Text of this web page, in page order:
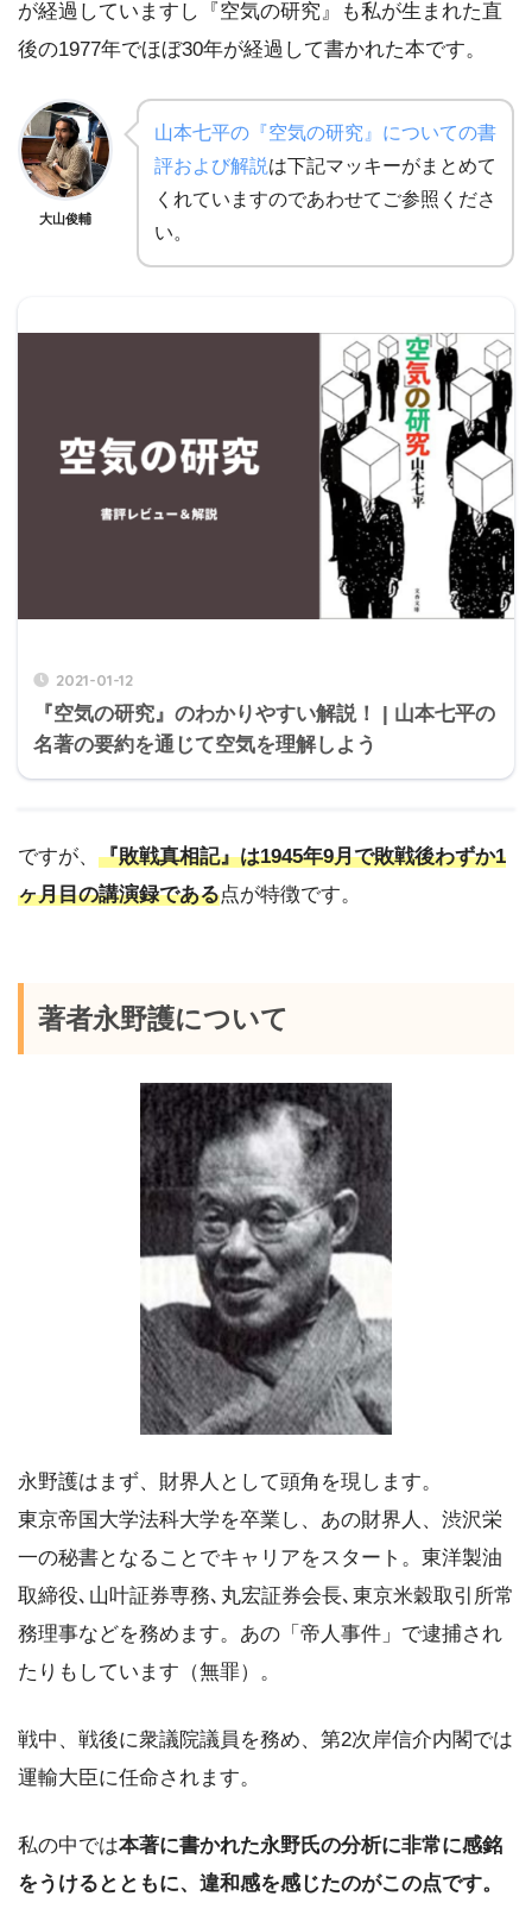
が経過していますし『空気の研究』も私が生まれた直
後の1977年でほぼ30年が経過して書かれた本です。
大山俊輔
山本七平の『空気の研究』についての書
評および解説は下記マッキーがまとめて
くれていますのであわせてご参照くださ
い。
2021-01-12
『空気の研究』のわかりやすい解説！ | 山本七平の
名著の要約を通じて空気を理解しよう
ですが、 『敗戦真相記』は1945年9月で敗戦後わずか1
ヶ月目の講演録である点が特徴です。
著者永野護について
永野護はまず、財界人として頭角を現します。
東京帝国大学法科大学を卒業し、あの財界人、渋沢栄
一の秘書となることでキャリアをスタート。東洋製油
取締役､山叶証券専務､丸宏証券会長､東京米穀取引所常
務理事などを務めます。あの「帝人事件」で逮捕され
たりもしています（無罪）。
戦中、戦後に衆議院議員を務め、第2次岸信介内閣では
運輸大臣に任命されます。
私の中では本著に書かれた永野氏の分析に非常に感銘
をうけるとともに、違和感を感じたのがこの点です。